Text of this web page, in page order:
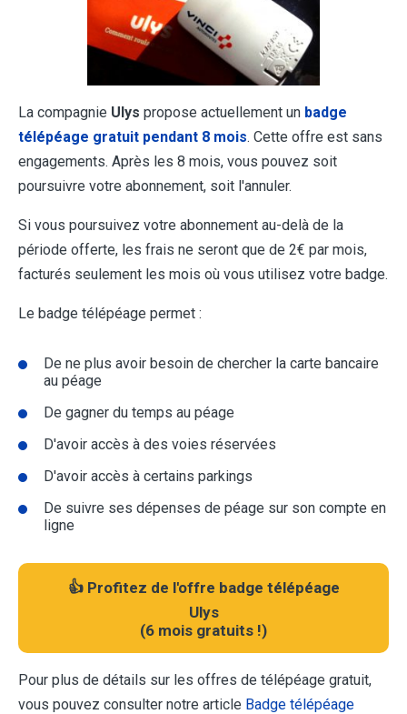
La compagnie Ulys propose actuellement un badge
télépéage gratuit pendant 8 mois. Cette offre est sans
engagements. Après les 8 mois, vous pouvez soit
poursuivre votre abonnement, soit l'annuler.
Si vous poursuivez votre abonnement au-delà de la
période offerte, les frais ne seront que de 2€ par mois,
facturés seulement les mois où vous utilisez votre badge.
Le badge télépéage permet :
De ne plus avoir besoin de chercher la carte bancaire
au péage
De gagner du temps au péage
D'avoir accès à des voies réservées
D'avoir accès à certains parkings
De suivre ses dépenses de péage sur son compte en
ligne
👍 Profitez de l'offre badge télépéage
Ulys
(6 mois gratuits !)
Pour plus de détails sur les offres de télépéage gratuit,
vous pouvez consulter notre article Badge télépéage